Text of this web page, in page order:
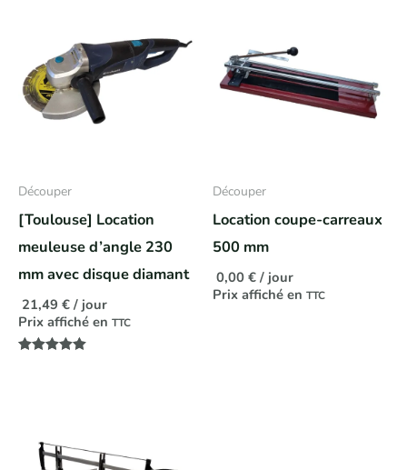
Découper
[Toulouse] Location
meuleuse d’angle 230
mm avec disque diamant
21,49 € / jour
Prix affiché en TTC
Découper
Location coupe-carreaux
500 mm
0,00 € / jour
Prix affiché en TTC